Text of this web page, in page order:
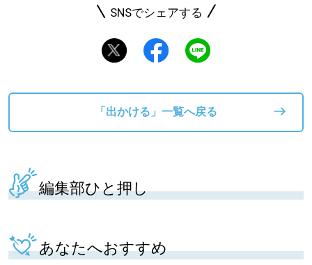
SNSでシェアする
「出かける」一覧へ戻る
編集部ひと押し
あなたへおすすめ